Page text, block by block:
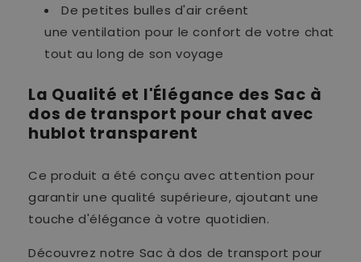
De petites bulles d'air créent
une ventilation pour le confort de votre chat
tout au long de son voyage
La Qualité et l'Élégance des Sac à
dos de transport pour chat avec
hublot transparent
Ce produit a été conçu avec attention pour
garantir une qualité supérieure, ajoutant une
touche d'élégance à votre quotidien.
Découvrez notre Sac à dos de transport pour